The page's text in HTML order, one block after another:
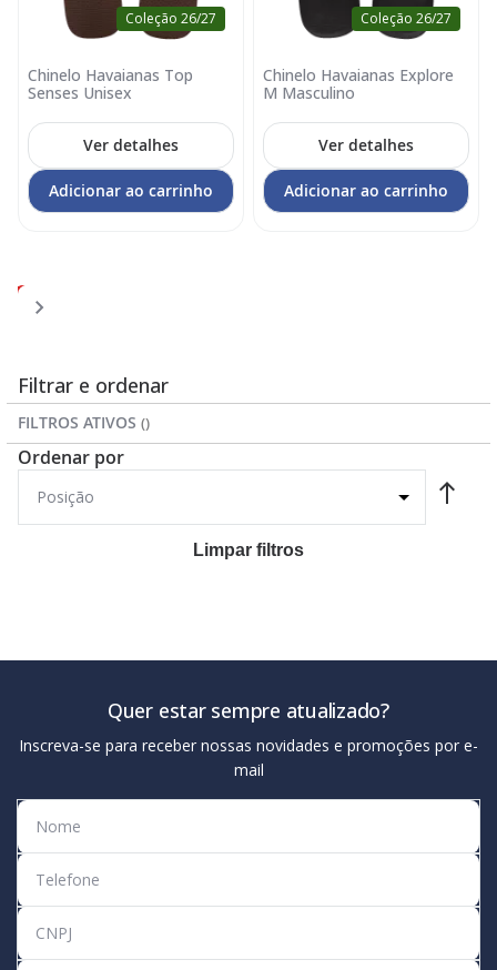
Coleção 26/27
Chinelo Havaianas Top
Senses Unisex
Ver detalhes
Adicionar ao carrinho
Coleção 26/27
Chinelo Havaianas Explore
M Masculino
Ver detalhes
Adicionar ao carrinho
Você
esta
pagina
1 3
Filtrar e ordenar
FILTROS ATIVOS
Ordenar por
Limpar filtros
Quer estar sempre atualizado?
Inscreva-se para receber nossas novidades e promoções por e-
mail